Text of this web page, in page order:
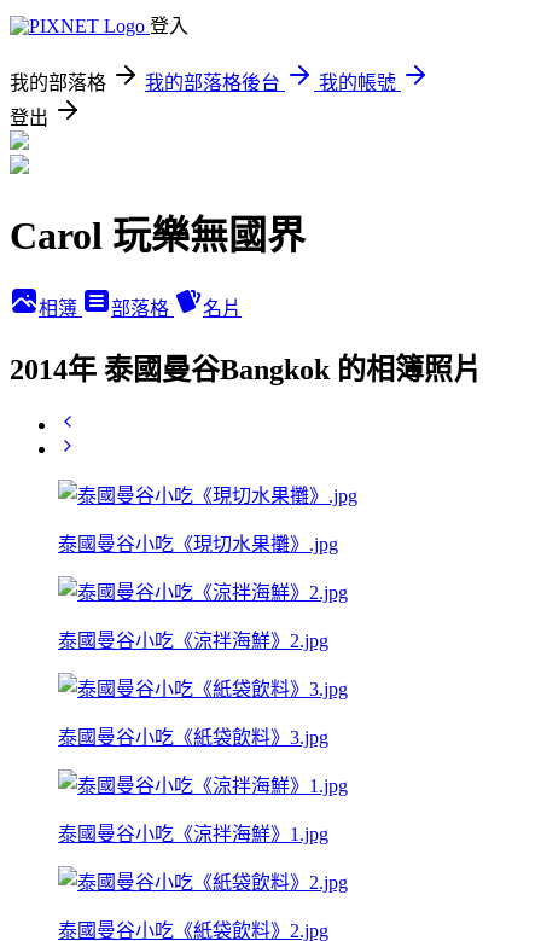
登入
我的部落格 我的部落格後台
我的帳號
登出
Carol 玩樂無國界
相簿 部落格 名片
2014年 泰國曼谷Bangkok 的相簿照片
泰國曼谷小吃《現切水果攤》.jpg
泰國曼谷小吃《涼拌海鮮》2.jpg
泰國曼谷小吃《紙袋飲料》3.jpg
泰國曼谷小吃《涼拌海鮮》1.jpg
泰國曼谷小吃《紙袋飲料》2.jpg